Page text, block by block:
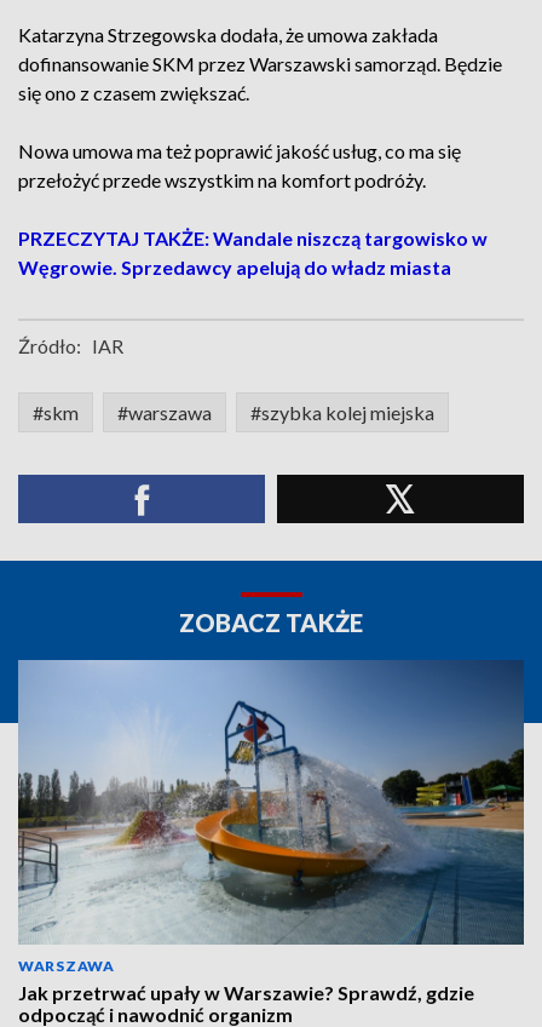
Katarzyna Strzegowska dodała, że umowa zakłada
dofinansowanie SKM przez Warszawski samorząd. Będzie
się ono z czasem zwiększać.
Nowa umowa ma też poprawić jakość usług, co ma się
przełożyć przede wszystkim na komfort podróży.
PRZECZYTAJ TAKŻE: Wandale niszczą targowisko w
Węgrowie. Sprzedawcy apelują do władz miasta
Źródło: IAR
#skm #warszawa #szybka kolej miejska
ZOBACZ TAKŻE
WARSZAWA
Jak przetrwać upały w Warszawie? Sprawdź, gdzie
odpocząć i nawodnić organizm